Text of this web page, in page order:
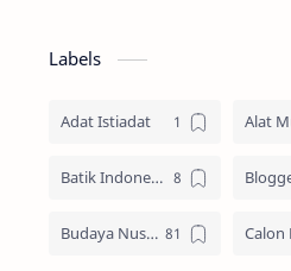
Labels
Adat Istiadat
Batik Indonesia
Budaya Nusantara